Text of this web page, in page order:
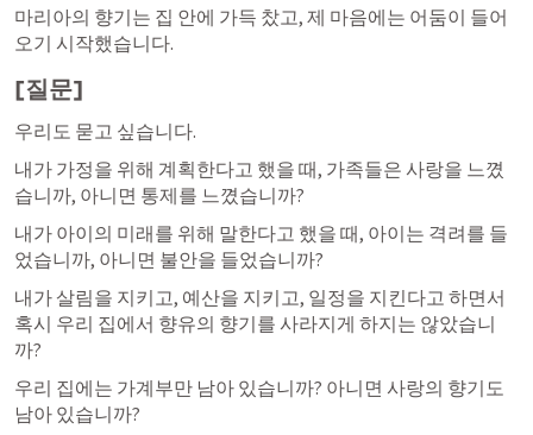
마리아의 향기는 집 안에 가득 찼고, 제 마음에는 어둠이 들어
오기 시작했습니다.
[질문]
우리도 묻고 싶습니다.
내가 가정을 위해 계획한다고 했을 때, 가족들은 사랑을 느꼈
습니까, 아니면 통제를 느꼈습니까?
내가 아이의 미래를 위해 말한다고 했을 때, 아이는 격려를 들
었습니까, 아니면 불안을 들었습니까?
내가 살림을 지키고, 예산을 지키고, 일정을 지킨다고 하면서
혹시 우리 집에서 향유의 향기를 사라지게 하지는 않았습니
까?
우리 집에는 가계부만 남아 있습니까? 아니면 사랑의 향기도
남아 있습니까?